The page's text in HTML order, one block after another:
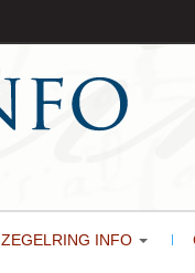
ZEGELRING INFO